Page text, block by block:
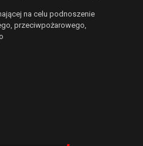
na celu podnoszenie
przeciwpożarowego,